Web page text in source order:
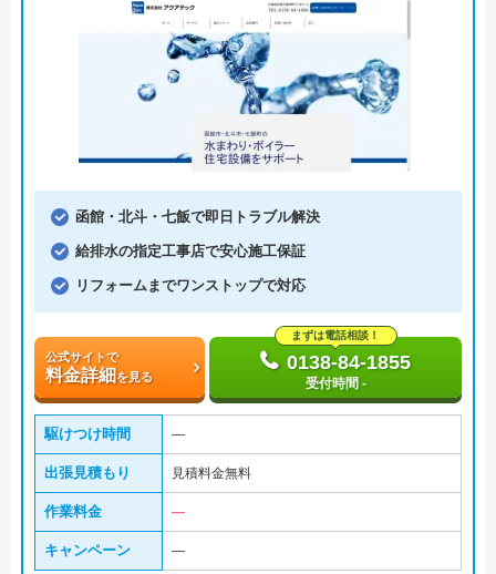
函館・北斗・七飯で即日トラブル解決
給排水の指定工事店で安心施工保証
リフォームまでワンストップで対応
公式サイトで
料金詳細を見る
まずは電話相談！
0138-84-1855
受付時間 -
駆けつけ時間 ―
出張見積もり 見積料金無料
作業料金 ―
キャンペーン ―